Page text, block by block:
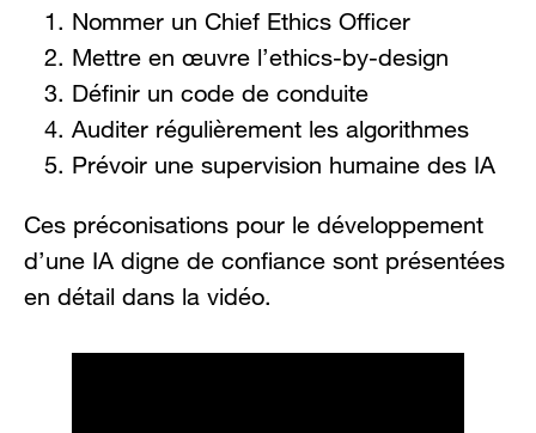
Nommer un Chief Ethics Officer
Mettre en œuvre l’ethics-by-design
Définir un code de conduite
Auditer régulièrement les algorithmes
Prévoir une supervision humaine des IA
Ces préconisations pour le développement
d’une IA digne de confiance sont présentées
en détail dans la vidéo.